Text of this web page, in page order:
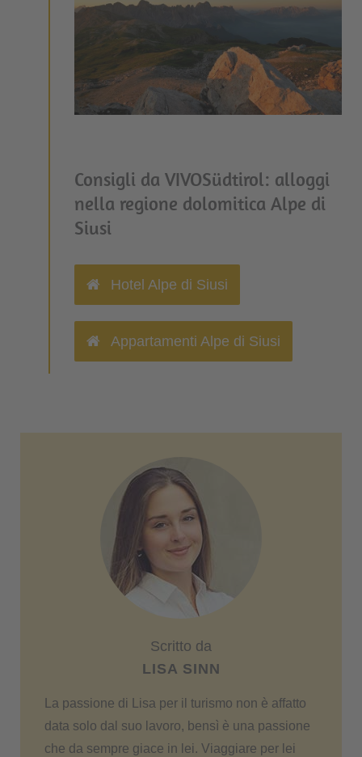
Consigli da VIVOSüdtirol: alloggi
nella regione dolomitica Alpe di
Siusi
Hotel Alpe di Siusi
Appartamenti Alpe di Siusi
Scritto da
LISA SINN
La passione di Lisa per il turismo non è affatto
data solo dal suo lavoro, bensì è una passione
che da sempre giace in lei. Viaggiare per lei